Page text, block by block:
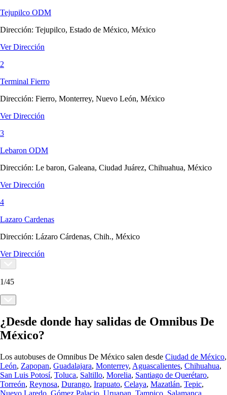
Tejupilco ODM
Dirección: Tejupilco, Estado de México, México
Ver Dirección
2
Terminal Fierro
Dirección: Fierro, Monterrey, Nuevo León, México
Ver Dirección
3
Lebaron ODM
Dirección: Le baron, Galeana, Ciudad Juárez, Chihuahua, México
Ver Dirección
4
Lazaro Cardenas
Dirección: Lázaro Cárdenas, Chih., México
Ver Dirección
1/45
¿Desde donde hay salidas de Omnibus De
México?
Los autobuses de Omnibus De México salen desde Ciudad de México,
León, Zapopan, Guadalajara, Monterrey, Aguascalientes, Chihuahua,
San Luis Potosí, Toluca, Saltillo, Morelia, Santiago de Querétaro,
Torreón, Reynosa, Durango, Irapuato, Celaya, Mazatlán, Tepic,